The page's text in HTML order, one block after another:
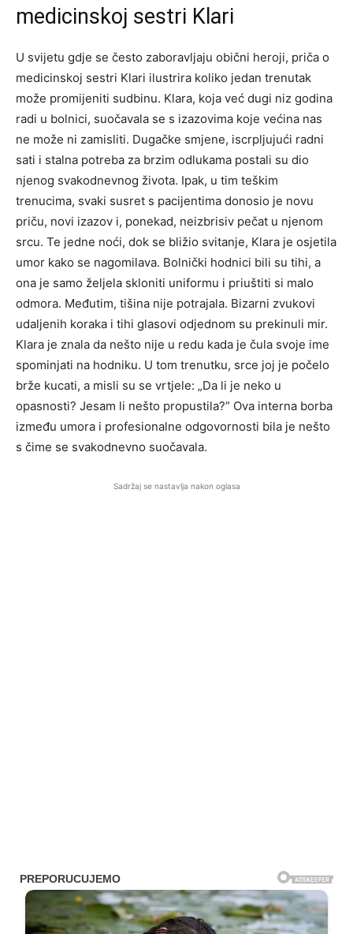
medicinskoj sestri Klari
U svijetu gdje se često zaboravljaju obični heroji, priča o
medicinskoj sestri Klari ilustrira koliko jedan trenutak
može promijeniti sudbinu. Klara, koja već dugi niz godina
radi u bolnici, suočavala se s izazovima koje većina nas
ne može ni zamisliti. Dugačke smjene, iscrpljujući radni
sati i stalna potreba za brzim odlukama postali su dio
njenog svakodnevnog života. Ipak, u tim teškim
trenucima, svaki susret s pacijentima donosio je novu
priču, novi izazov i, ponekad, neizbrisiv pečat u njenom
srcu. Te jedne noći, dok se bližio svitanje, Klara je osjetila
umor kako se nagomilava. Bolnički hodnici bili su tihi, a
ona je samo željela skloniti uniformu i priuštiti si malo
odmora. Međutim, tišina nije potrajala. Bizarni zvukovi
udaljenih koraka i tihi glasovi odjednom su prekinuli mir.
Klara je znala da nešto nije u redu kada je čula svoje ime
spominjati na hodniku. U tom trenutku, srce joj je počelo
brže kucati, a misli su se vrtjele: „Da li je neko u
opasnosti? Jesam li nešto propustila?” Ova interna borba
između umora i profesionalne odgovornosti bila je nešto
s čime se svakodnevno suočavala.
Sadržaj se nastavlja nakon oglasa